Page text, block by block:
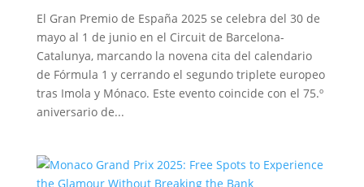
El Gran Premio de España 2025 se celebra del 30 de
mayo al 1 de junio en el Circuit de Barcelona-
Catalunya, marcando la novena cita del calendario
de Fórmula 1 y cerrando el segundo triplete europeo
tras Imola y Mónaco. Este evento coincide con el 75.º
aniversario de...